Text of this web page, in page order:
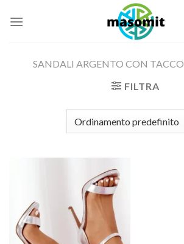
SANDALI ARGENTO CON TACCO
FILTRA